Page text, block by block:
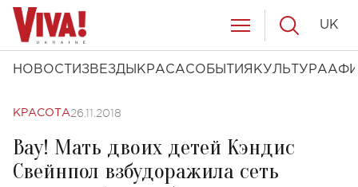
НОВОСТИ ЗВЕЗДЫ КРАСАСОБЫТИЯ КУЛЬТУРА
UK
КРАСОТА26.11.2018
Вау! Мать двоих детей Кэндис
Свейнпол взбудоражила сеть